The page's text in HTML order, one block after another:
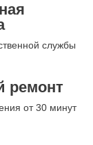
службы
ремонт
от 30 минут